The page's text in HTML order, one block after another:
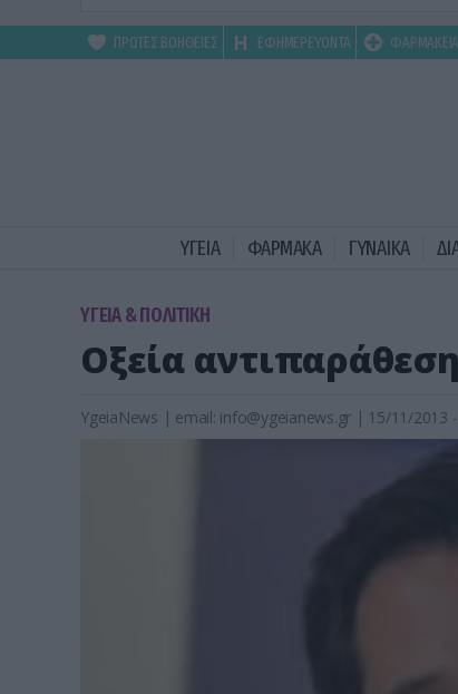
ΠΡΩΤΕΣ ΒΟΗΘΕΙΕΣ ΕΦΗΜΕΡΕΥΟΝΤΑ ΦΑΡΜΑΚΕΙΑ
ΥΓΕΙΑ ΦΑΡΜΑΚΑ ΓΥΝΑΙΚΑ
ΥΓΕΙΑ & ΠΟΛΙΤΙΚΗ
Οξεία
YgeiaNews | email: info@ygeianews.gr | 15/11/2013